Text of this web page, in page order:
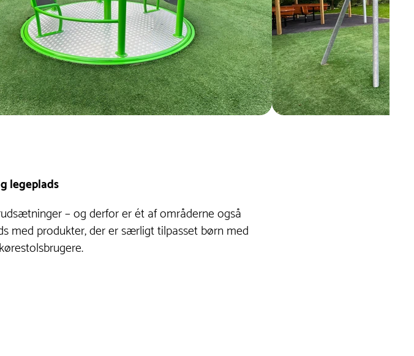
legeplads
– og derfor er ét af områderne også
med produkter, der er særligt tilpasset børn med